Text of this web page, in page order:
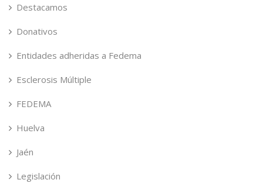
Destacamos
Donativos
Entidades adheridas a Fedema
Esclerosis Múltiple
FEDEMA
Huelva
Jaén
Legislación